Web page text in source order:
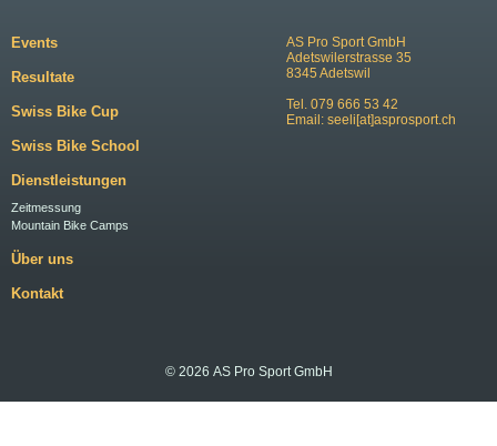
AS Pro Sport GmbH
Adetswilerstrasse 35
8345 Adetswil
Tel. 079 666 53 42
Email: seeli[at]asprosport.ch
Events
Resultate
Swiss Bike Cup
Swiss Bike School
Dienstleistungen
Zeitmessung
Mountain Bike Camps
Über uns
Kontakt
© 2026 AS Pro Sport GmbH